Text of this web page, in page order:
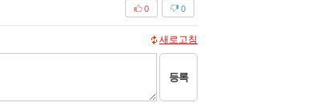
0
0
새로고침
등록